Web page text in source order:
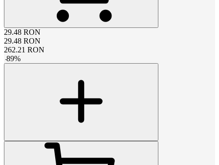
29.48 RON
29.48 RON
262.21 RON
-89%